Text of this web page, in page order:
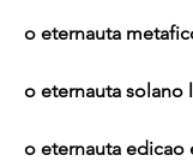
o eternauta
o eternauta solano
o eternauta edicao